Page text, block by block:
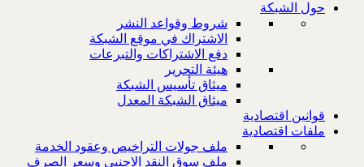
حول الشبكة
شروط وقواعد النشر
الاشتراك في موقع الشبكة
دفع الاشتراكات والتبرعات
هيئة التحرير
ميثاق تأسيس الشبكة
ميثاق الشبكة المعدل
قوانين اقتصادية
ملفات اقتصادية
ملف جولات التراخيص وعقود الخدمة
ملف سوق النقد الاجنبي وسعر الصرف